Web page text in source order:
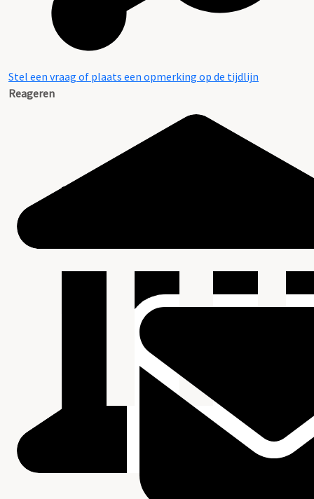
Stel een vraag of plaats een opmerking op de tijdlijn
Reageren